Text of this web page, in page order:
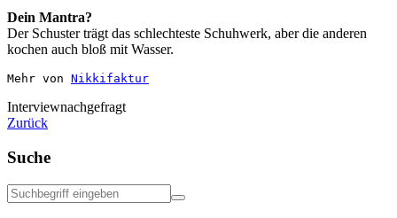
Dein Mantra?
Der Schuster trägt das schlechteste Schuhwerk, aber die anderen
kochen auch bloß mit Wasser.
Mehr von Nikkifaktur
Interviewnachgefragt
Zurück
Suche